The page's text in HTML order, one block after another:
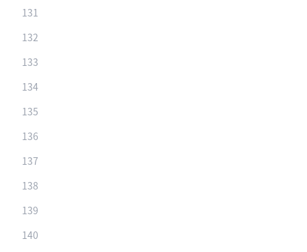
131
132
133
134
135
136
137
138
139
140